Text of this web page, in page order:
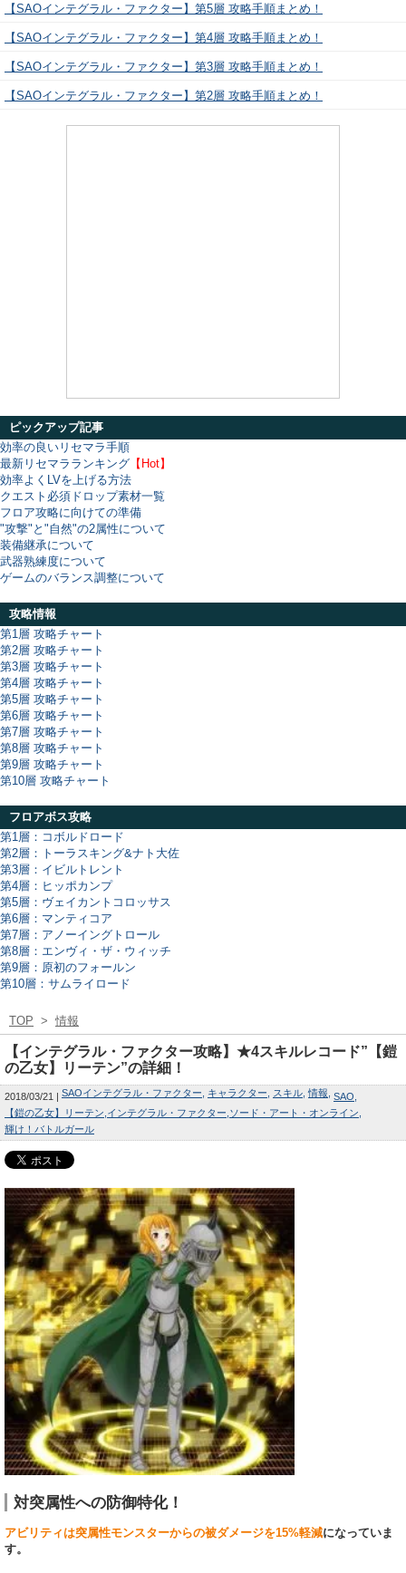
【SAOインテグラル・ファクター】第5層 攻略手順まとめ！
【SAOインテグラル・ファクター】第4層 攻略手順まとめ！
【SAOインテグラル・ファクター】第3層 攻略手順まとめ！
【SAOインテグラル・ファクター】第2層 攻略手順まとめ！
ピックアップ記事
効率の良いリセマラ手順
最新リセマラランキング 【Hot】
効率よくLVを上げる方法
クエスト必須ドロップ素材一覧
フロア攻略に向けての準備
"攻撃"と"自然"の2属性について
装備継承について
武器熟練度について
ゲームのバランス調整について
攻略情報
第1層 攻略チャート
第2層 攻略チャート
第3層 攻略チャート
第4層 攻略チャート
第5層 攻略チャート
第6層 攻略チャート
第7層 攻略チャート
第8層 攻略チャート
第9層 攻略チャート
第10層 攻略チャート
フロアボス攻略
第1層：コボルドロード
第2層：トーラスキング&ナト大佐
第3層：イビルトレント
第4層：ヒッポカンプ
第5層：ヴェイカントコロッサス
第6層：マンティコア
第7層：アノーイングトロール
第8層：エンヴィ・ザ・ウィッチ
第9層：原初のフォールン
第10層：サムライロード
TOP > 情報
【インテグラル・ファクター攻略】★4スキルレコード”【鎧
の乙女】リーテン”の詳細！
2018/03/21 SAOインテグラル・ファクター キャラクター スキル 情報 SAO
【鎧の乙女】リーテン インテグラル・ファクター ソード・アート・オンライン
輝け！バトルガール
対突属性への防御特化！
アビリティは突属性モンスターからの被ダメージを15%軽減になっていま
す。